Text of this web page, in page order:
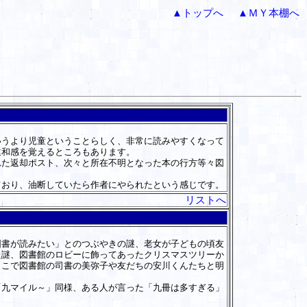
▲トップへ ▲ＭＹ本棚へ
より児童ということらしく、非常に読みやすくなって
感を覚えるところもあります。
却ポスト、次々と所在不明となった本の行方等々図
、油断していたら作者にやられたという感じです。
リストへ
が読みたい」とのつぶやきの謎、老女が子どもの頃友
、図書館のロビーに飾ってあったクリスマスツリーか
で図書館の司書の美弥子や友だちの安川くんたちと明
イル～」同様、ある人が言った「九冊は多すぎる」